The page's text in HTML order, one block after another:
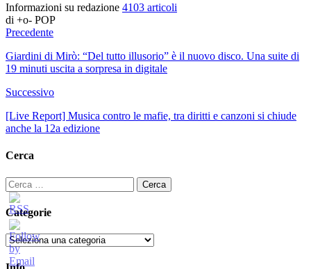
Informazioni su redazione 4103 articoli
di +o- POP
Precedente
Giardini di Mirò: “Del tutto illusorio” è il nuovo disco. Una suite di
19 minuti uscita a sorpresa in digitale
Successivo
[Live Report] Musica contro le mafie, tra diritti e canzoni si chiude
anche la 12a edizione
Cerca
Ricerca
per:
Categorie
Categorie